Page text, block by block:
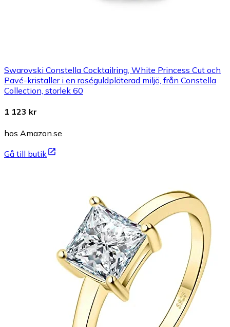
Swarovski Constella Cocktailring, White Princess Cut och
Pavé-kristaller i en roséguldpläterad miljö, från Constella
Collection, storlek 60
1 123 kr
hos Amazon.se
Gå till butik